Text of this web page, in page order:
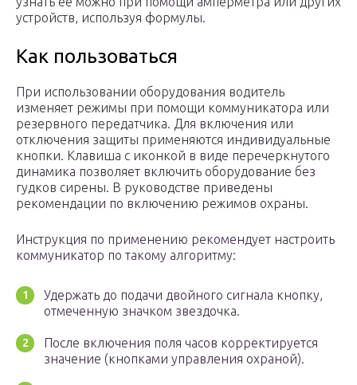
устройств, используя формулы.
Как пользоваться
При использовании оборудования водитель
изменяет режимы при помощи коммуникатора или
резервного передатчика. Для включения или
отключения защиты применяются индивидуальные
кнопки. Клавиша с иконкой в виде перечеркнутого
динамика позволяет включить оборудование без
гудков сирены. В руководстве приведены
рекомендации по включению режимов охраны.
Инструкция по применению рекомендует настроить
коммуникатор по такому алгоритму:
Удержать до подачи двойного сигнала кнопку,
отмеченную значком звездочка.
После включения поля часов корректируется
значение (кнопками управления охраной).